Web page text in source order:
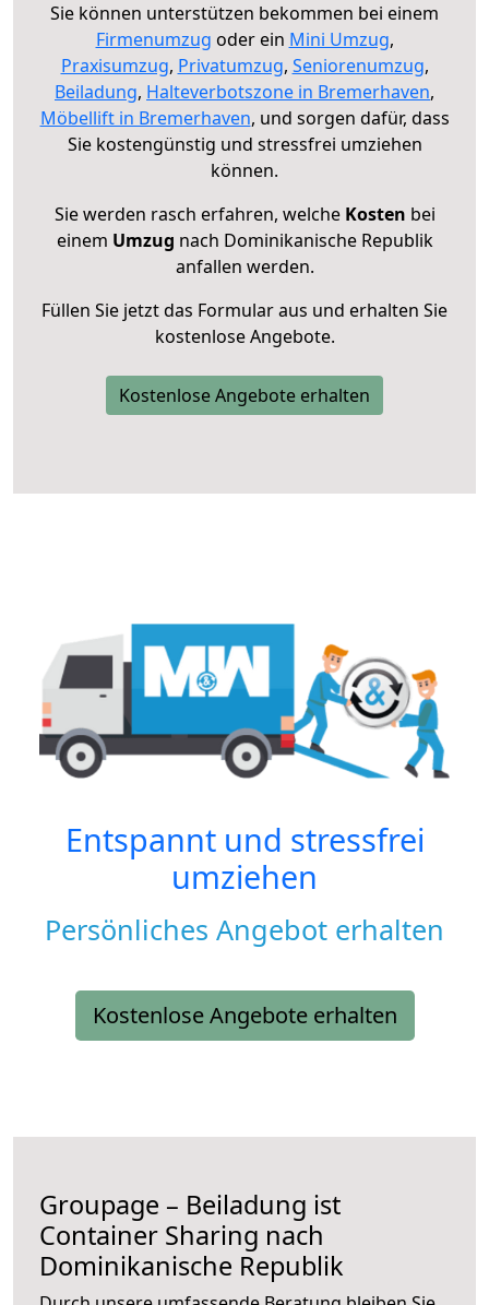
Sie können unterstützen bekommen bei einem
Firmenumzug oder ein Mini Umzug,
Praxisumzug, Privatumzug, Seniorenumzug,
Beiladung, Halteverbotszone in Bremerhaven,
Möbellift in Bremerhaven, und sorgen dafür, dass
Sie kostengünstig und stressfrei umziehen
können.
Sie werden rasch erfahren, welche Kosten bei
einem Umzug nach Dominikanische Republik
anfallen werden.
Füllen Sie jetzt das Formular aus und erhalten Sie
kostenlose Angebote.
Kostenlose Angebote erhalten
Entspannt und stressfrei
umziehen
Persönliches Angebot erhalten
Kostenlose Angebote erhalten
Groupage – Beiladung ist
Container Sharing nach
Dominikanische Republik